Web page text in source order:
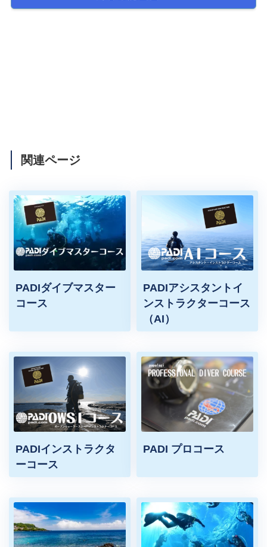
関連ページ
PADIダイブマスター
コース
PADIアシスタントイ
ンストラクターコース
（AI）
PADIインストラクタ
ーコース
PADI プロコース